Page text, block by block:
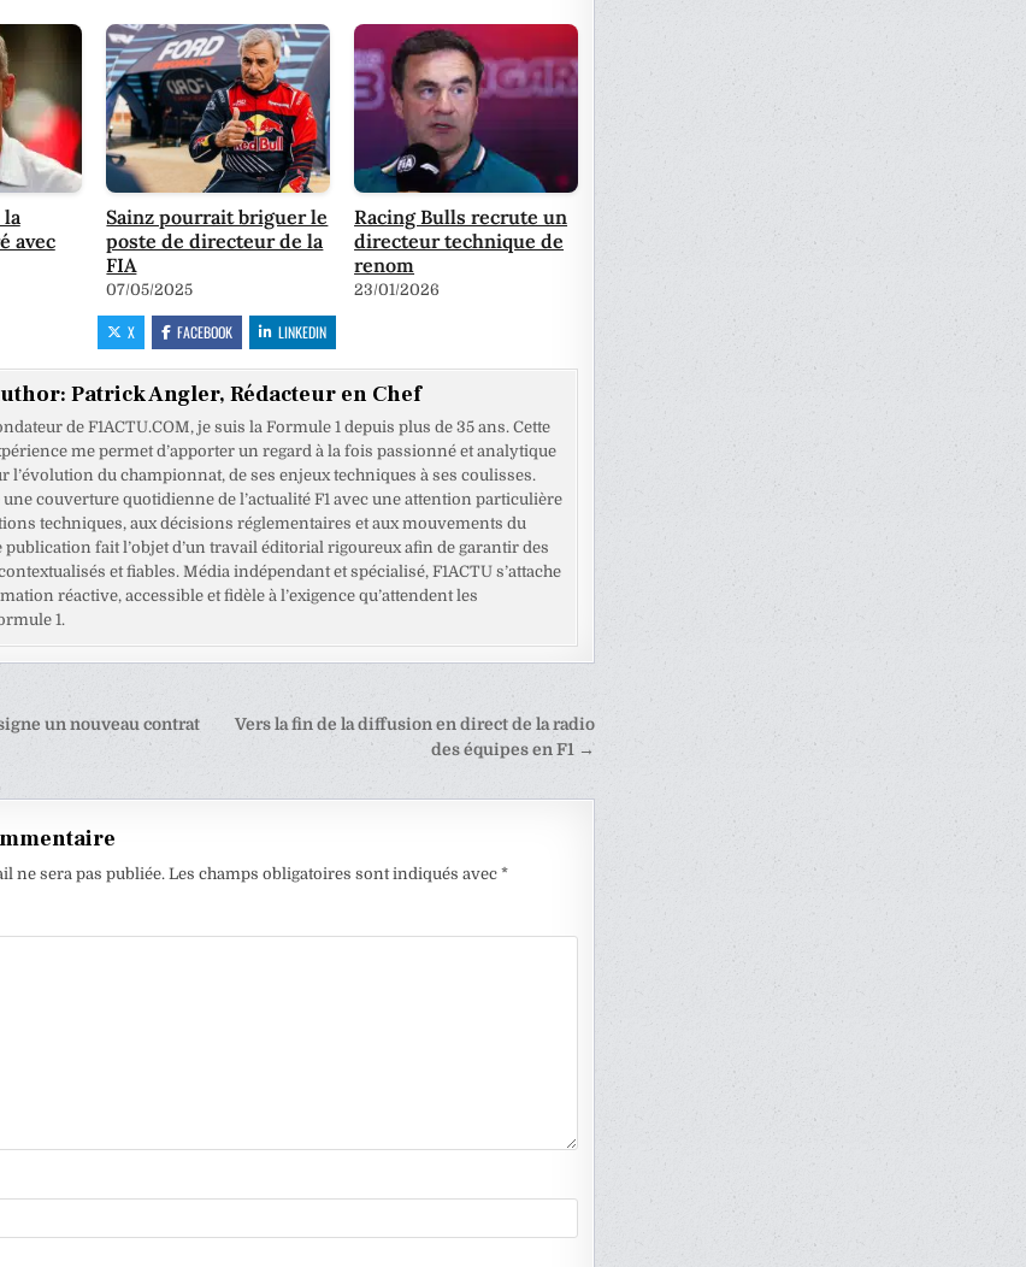
avec
Sainz pourrait briguer le
poste de directeur de la
FIA
07/05/2025
Racing Bulls recrute un
directeur technique de
renom
23/01/2026
X FACEBOOK LINKEDIN
Patrick Angler, Rédacteur en Chef
de F1ACTU.COM, je suis la Formule 1 depuis plus de 35 ans. Cette
me permet d’apporter un regard à la fois passionné et analytique
l’évolution du championnat, de ses enjeux techniques à ses coulisses.
une couverture quotidienne de l’actualité F1 avec une attention particulière
techniques, aux décisions réglementaires et aux mouvements du
publication fait l’objet d’un travail éditorial rigoureux afin de garantir des
et fiables. Média indépendant et spécialisé, F1ACTU s’attache
réactive, accessible et fidèle à l’exigence qu’attendent les
1.
Vers la fin de la diffusion en direct de la radio
des équipes en F1 →
un nouveau contrat
ne sera pas publiée. Les champs obligatoires sont indiqués avec *